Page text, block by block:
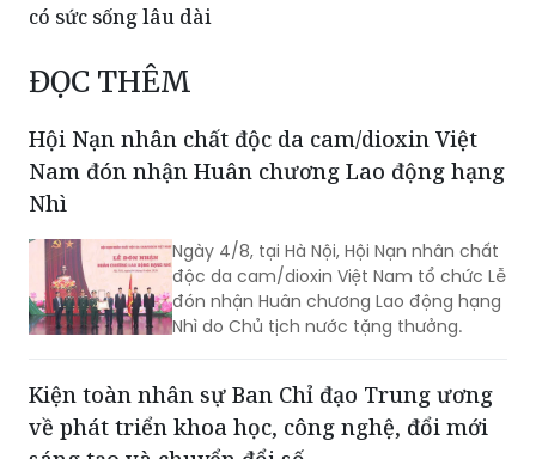
ĐỌC THÊM
Hội Nạn nhân chất độc da cam/dioxin Việt
Nhì
Ngày 4/8, tại Hà Nội, Hội Nạn nhân chất
đón nhận Huân chương Lao động hạng
Nhì do Chủ tịch nước tặng thưởng.
Kiện toàn nhân sự Ban Chỉ đạo Trung ương
sáng tạo và chuyển đổi số
Bộ Chính trị quyết định phân công, kiện